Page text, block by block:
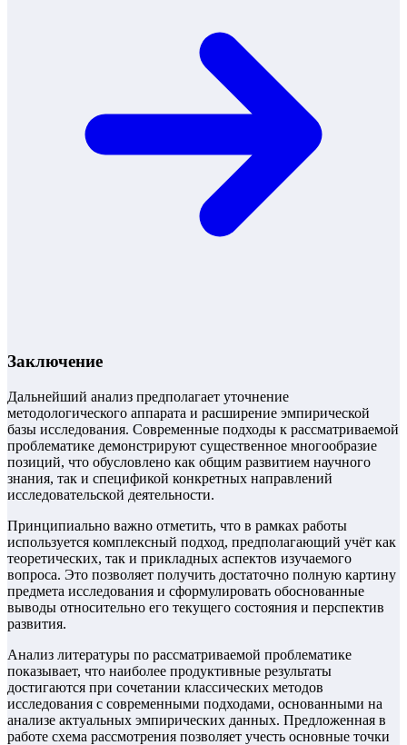
Заключение
Дальнейший анализ предполагает уточнение
методологического аппарата и расширение эмпирической
базы исследования. Современные подходы к рассматриваемой
проблематике демонстрируют существенное многообразие
позиций, что обусловлено как общим развитием научного
знания, так и спецификой конкретных направлений
исследовательской деятельности.
Принципиально важно отметить, что в рамках работы
используется комплексный подход, предполагающий учёт как
теоретических, так и прикладных аспектов изучаемого
вопроса. Это позволяет получить достаточно полную картину
предмета исследования и сформулировать обоснованные
выводы относительно его текущего состояния и перспектив
развития.
Анализ литературы по рассматриваемой проблематике
показывает, что наиболее продуктивные результаты
достигаются при сочетании классических методов
исследования с современными подходами, основанными на
анализе актуальных эмпирических данных. Предложенная в
работе схема рассмотрения позволяет учесть основные точки